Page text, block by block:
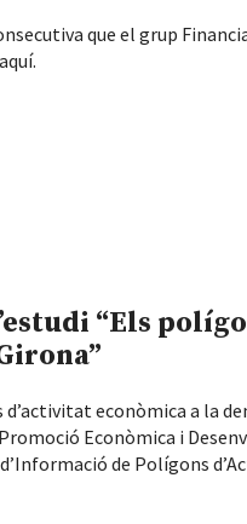
que el grup
“Els
econòmica a la
Econòmica i
de Polígons